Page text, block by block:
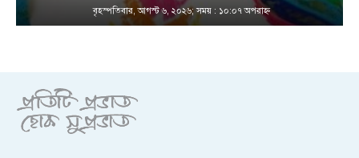
বৃহস্পতিবার, আগস্ট ৬, ২০২৬; সময় : ১০:০৭ অপরাহ্ণ